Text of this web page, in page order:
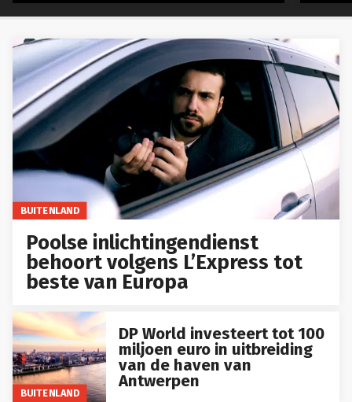
BUITENLAND
Poolse inlichtingendienst
behoort volgens L’Express tot
beste van Europa
BUITENLAND
DP World investeert tot 100
miljoen euro in uitbreiding
van de haven van
Antwerpen